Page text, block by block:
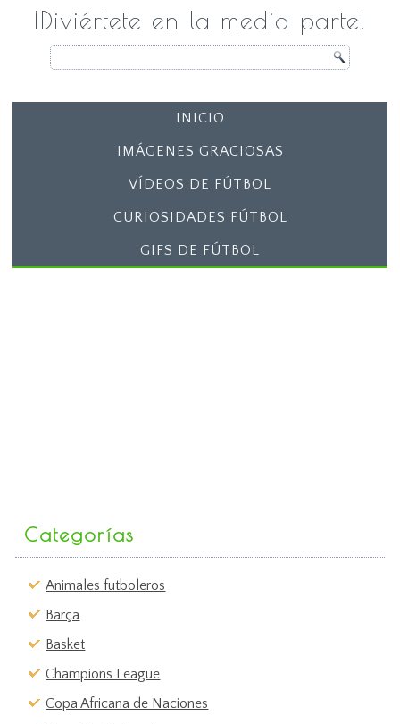
¡Diviértete en la media parte!
INICIO
IMÁGENES GRACIOSAS
VÍDEOS DE FÚTBOL
CURIOSIDADES FÚTBOL
GIFS DE FÚTBOL
Categorías
Animales futboleros
Barça
Basket
Champions League
Copa Africana de Naciones